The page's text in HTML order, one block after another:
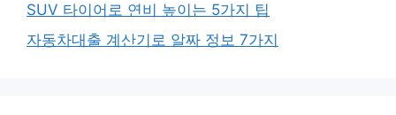
SUV 타이어로 연비 높이는 5가지 팁
자동차대출 계산기로 알짜 정보 7가지